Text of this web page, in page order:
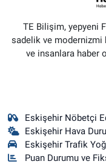
TE Bilişim, yepyeni
sadelik ve modernizmi
ve insanlara haber
Eskişehir Nöbetçi
Eskişehir Hava
Eskişehir Trafik
Puan Durumu ve